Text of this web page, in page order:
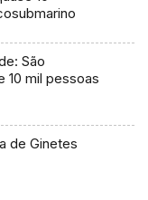
São
10 mil pessoas
de Ginetes